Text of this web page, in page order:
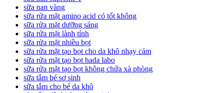
sữa nan vàng
sữa rửa mặt amino acid có tốt không
sữa rửa mặt dưỡng sáng
sữa rửa mặt lành tính
sữa rửa mặt nhiều bọt
sữa rửa mặt tạo bọt cho da khô nhạy cảm
sữa rửa mặt tạo bọt hada labo
sữa rửa mặt tạo bọt không chứa xà phòng
sữa tắm bé sơ sinh
sữa tắm cho bé da khô